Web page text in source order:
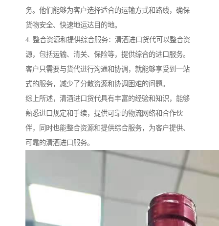
务。他们能够为客户选择适合的运输方式和路线，确保
货物安全、快速地运达目的地。
4. 整合资源和提供综合服务：清酒进口货代可以整合资
源，包括运输、清关、保险等，提供综合的进口服务。
客户只需要与货代进行沟通和协调，就能够享受到一站
式的服务，减少了分散资源和协调困难的问题。
综上所述，清酒进口货代具有丰富的经验和知识，能够
熟悉进口规定和手续，提供可靠的物流网络和合作伙
伴，同时也能整合资源和提供综合服务，为客户提供、
可靠的清酒进口服务。